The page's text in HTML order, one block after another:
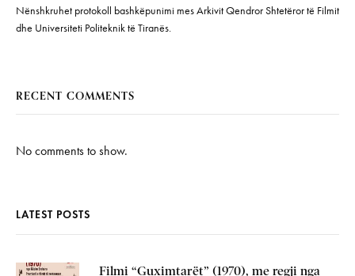
Nënshkruhet protokoll bashkëpunimi mes Arkivit Qendror Shtetëror të Filmit
dhe Universiteti Politeknik të Tiranës.
RECENT COMMENTS
No comments to show.
LATEST POSTS
Filmi “Guximtarët” (1970), me regji nga